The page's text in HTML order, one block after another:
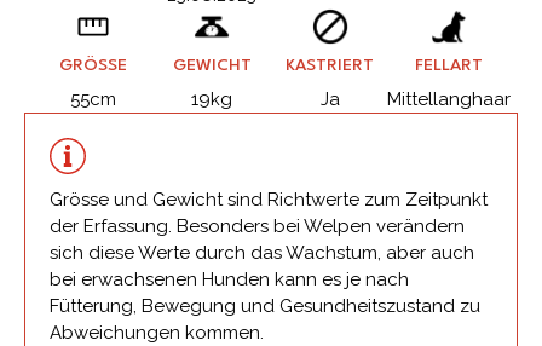
GRÖSSE
55cm
GEWICHT
19kg
KASTRIERT
Ja
FELLART
Mittellanghaar
Grösse und Gewicht sind Richtwerte zum Zeitpunkt
der Erfassung. Besonders bei Welpen verändern
sich diese Werte durch das Wachstum, aber auch
bei erwachsenen Hunden kann es je nach
Fütterung, Bewegung und Gesundheitszustand zu
Abweichungen kommen.